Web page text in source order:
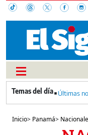
Últimas
Inicio> Panamá>